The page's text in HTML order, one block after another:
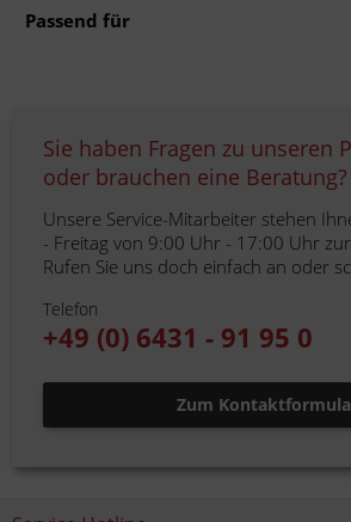
Passend für
Sie haben Fragen zu unseren
oder brauchen eine Beratung?
Unsere Service-Mitarbeiter stehen
- Freitag von 9:00 Uhr - 17:00 Uhr
Rufen Sie uns doch einfach an oder
Telefon
+49 (0) 6431 - 91 95 0
Zum